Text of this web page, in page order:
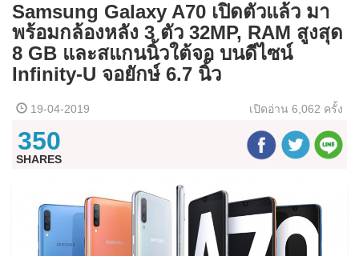
Samsung Galaxy A70 เปิดตัวแล้ว มา
พร้อมกล้องหลัง 3 ตัว 32MP, RAM สูงสุด
8 GB และสแกนนิ้วใต้จอ บนดีไซน์
Infinity-U จอยักษ์ 6.7 นิ้ว
19-04-2019 เปิดอ่าน 6,062 ครั้ง
350
SHARES